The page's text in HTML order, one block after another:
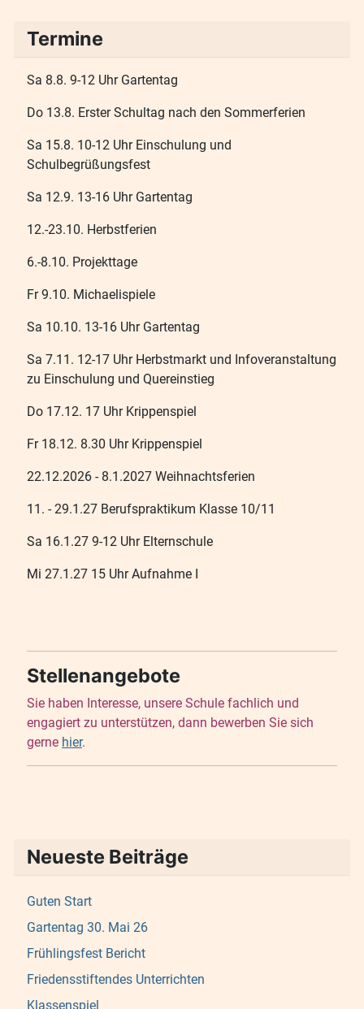
Termine
Sa 8.8. 9-12 Uhr Gartentag
Do 13.8. Erster Schultag nach den Sommerferien
Sa 15.8. 10-12 Uhr Einschulung und
Schulbegrüßungsfest
Sa 12.9. 13-16 Uhr Gartentag
12.-23.10. Herbstferien
6.-8.10. Projekttage
Fr 9.10. Michaelispiele
Sa 10.10. 13-16 Uhr Gartentag
Sa 7.11. 12-17 Uhr Herbstmarkt und Infoveranstaltung
zu Einschulung und Quereinstieg
Do 17.12. 17 Uhr Krippenspiel
Fr 18.12. 8.30 Uhr Krippenspiel
22.12.2026 - 8.1.2027 Weihnachtsferien
11. - 29.1.27 Berufspraktikum Klasse 10/11
Sa 16.1.27 9-12 Uhr Elternschule
Mi 27.1.27 15 Uhr Aufnahme I
Stellenangebote
Sie haben Interesse, unsere Schule fachlich und
engagiert zu unterstützen, dann bewerben Sie sich
gerne hier.
Neueste Beiträge
Guten Start
Gartentag 30. Mai 26
Frühlingsfest Bericht
Friedensstiftendes Unterrichten
Klassenspiel